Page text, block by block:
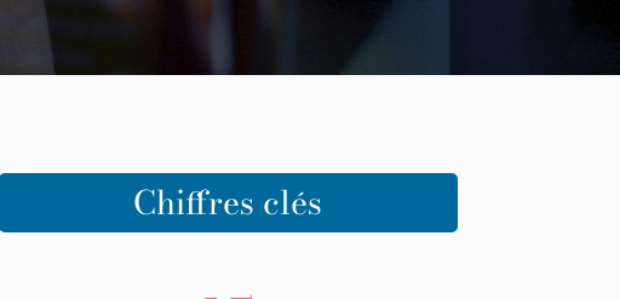
Chiffres clés